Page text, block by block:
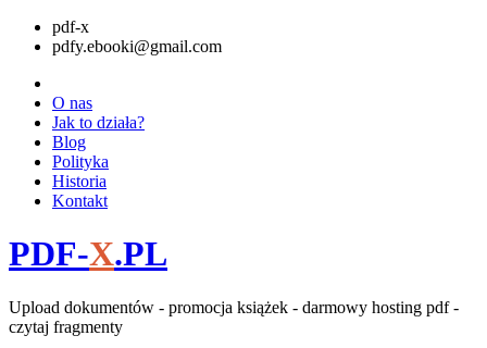
pdf-x
pdfy.ebooki@gmail.com
O nas
Jak to działa?
Blog
Polityka
Historia
Kontakt
PDF-X.PL
Upload dokumentów - promocja książek - darmowy hosting pdf -
czytaj fragmenty